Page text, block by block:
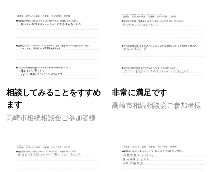
相談してみることをすすめ
ます
高崎市相続相談会ご参加者様
非常に満足です
高崎市相続相談会ご参加者様